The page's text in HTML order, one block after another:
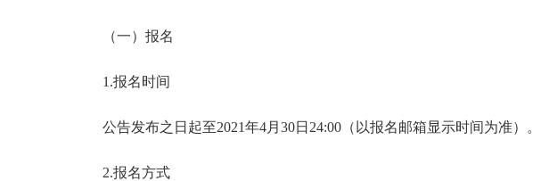
（一）报名
1.报名时间
公告发布之日起至2021年4月 30日 24:00 （以报名邮箱显示时间为准）。
2.报名方式